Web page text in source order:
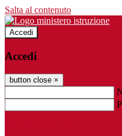
Salta al contenuto
Accedi
Accedi
button close ×